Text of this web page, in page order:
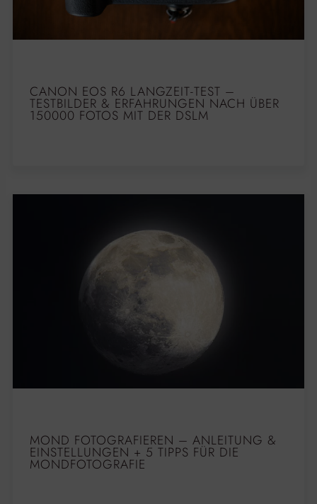
CANON EOS R6 LANGZEIT-TEST –
TESTBILDER & ERFAHRUNGEN NACH ÜBER
150000 FOTOS MIT DER DSLM
MOND FOTOGRAFIEREN – ANLEITUNG &
EINSTELLUNGEN + 5 TIPPS FÜR DIE
MONDFOTOGRAFIE